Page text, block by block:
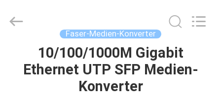
Co.,Ltd.
Faser-Medien-Konverter
10/100/1000M Gigabit
Ethernet UTP SFP Medien-
Konverter